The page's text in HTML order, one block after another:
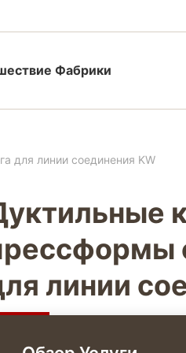
Фабрики
для линии соединения KW
линии